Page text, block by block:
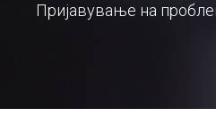
Пријавување на